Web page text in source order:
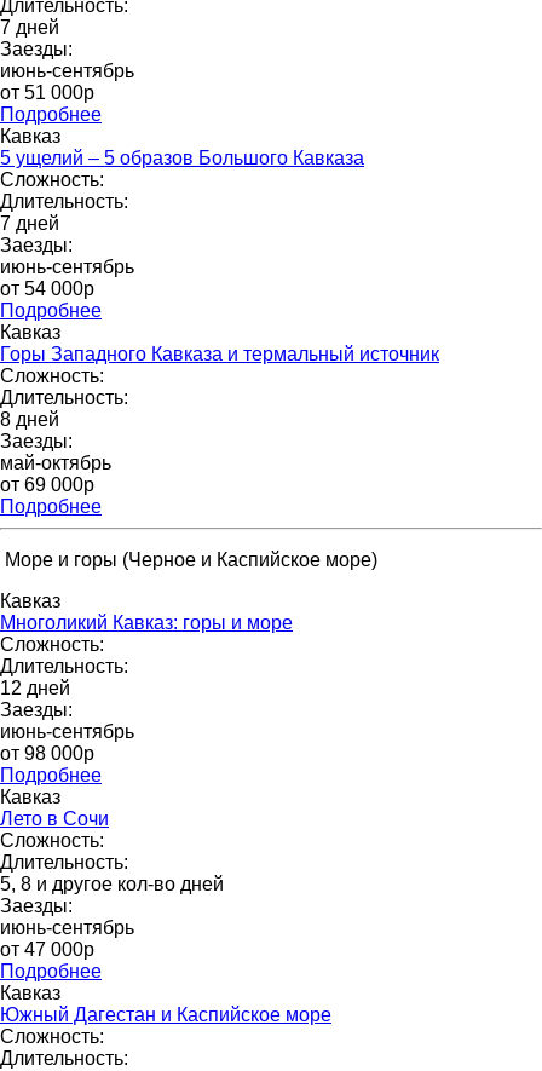
Длительность:
7 дней
Заезды:
июнь-сентябрь
от 51 000р
Подробнее
Кавказ
5 ущелий – 5 образов Большого Кавказа
Сложность:
Длительность:
7 дней
Заезды:
июнь-сентябрь
от 54 000р
Подробнее
Кавказ
Горы Западного Кавказа и термальный источник
Сложность:
Длительность:
8 дней
Заезды:
май-октябрь
от 69 000p
Подробнее
Море и горы (Черное и Каспийское море)
Кавказ
Многоликий Кавказ: горы и море
Сложность:
Длительность:
12 дней
Заезды:
июнь-сентябрь
от 98 000p
Подробнее
Кавказ
Лето в Сочи
Сложность:
Длительность:
5, 8 и другое кол-во дней
Заезды:
июнь-сентябрь
от 47 000р
Подробнее
Кавказ
Южный Дагестан и Каспийское море
Сложность:
Длительность: